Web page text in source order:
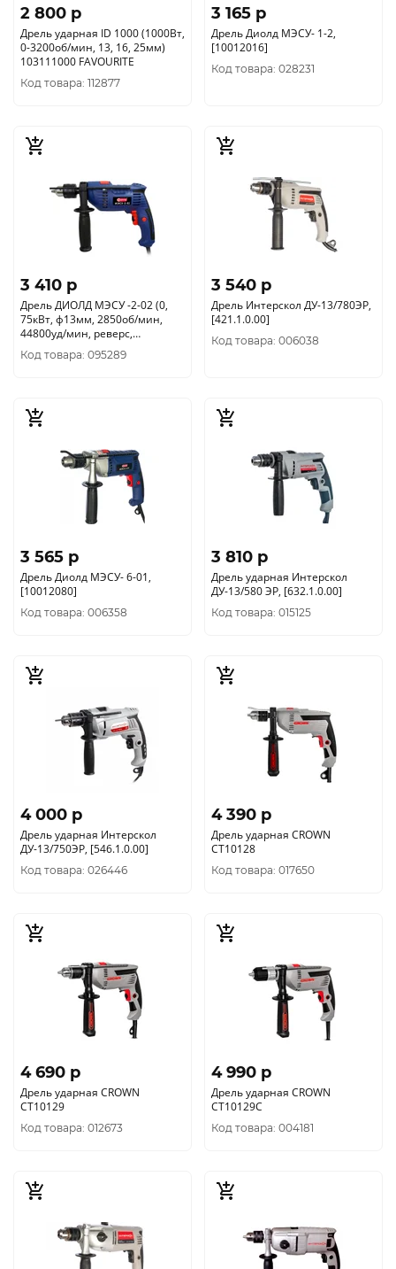
2 800 p
Дрель ударная ID 1000 (1000Вт,
0-3200об/мин, 13, 16, 25мм)
103111000 FAVOURITE
Код товара: 112877
3 165 p
Дрель Диолд МЭСУ- 1-2,
[10012016]
Код товара: 028231
3 410 p
Дрель ДИОЛД МЭСУ -2-02 (0,
75кВт, ф13мм, 2850об/мин,
44800уд/мин, реверс,
патрон13мм) 10012035
Код товара: 095289
3 540 p
Дрель Интерскол ДУ-13/780ЭР,
[421.1.0.00]
Код товара: 006038
3 565 p
Дрель Диолд МЭСУ- 6-01,
[10012080]
Код товара: 006358
3 810 p
Дрель ударная Интерскол
ДУ-13/580 ЭР, [632.1.0.00]
Код товара: 015125
4 000 p
Дрель ударная Интерскол
ДУ-13/750ЭР, [546.1.0.00]
Код товара: 026446
4 390 p
Дрель ударная CROWN
CT10128
Код товара: 017650
4 690 p
Дрель ударная CROWN
CT10129
Код товара: 012673
4 990 p
Дрель ударная CROWN
CT10129C
Код товара: 004181